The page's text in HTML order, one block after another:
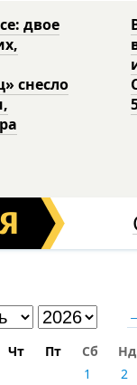
двое
снесло
Чт Пт Сб
Нд
1
2